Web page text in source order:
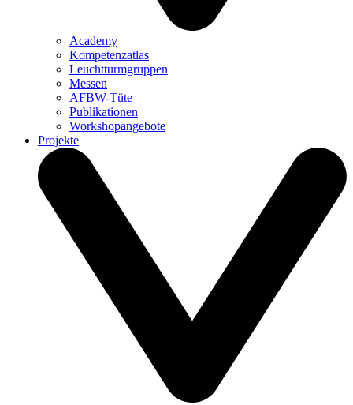
Academy
Kompetenzatlas
Leuchtturm­gruppen
Messen
AFBW-Tüte
Publikationen
Workshopangebote
Projekte